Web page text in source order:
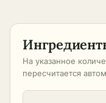
На указанное
пересчитается